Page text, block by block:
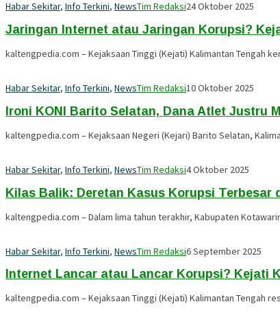
Habar Sekitar, Info Terkini, NewsTim Redaksi24 Oktober 2025
Jaringan Internet atau Jaringan Korupsi?
kaltengpedia.com – Kejaksaan Tinggi (Kejati) Kalimantan Tengah
Habar Sekitar, Info Terkini, NewsTim Redaksi10 Oktober 2025
Ironi KONI Barito Selatan, Dana Atlet Justru
kaltengpedia.com – Kejaksaan Negeri (Kejari) Barito Selatan,
Habar Sekitar, Info Terkini, NewsTim Redaksi4 Oktober 2025
Kilas Balik: Deretan Kasus Korupsi Terbesar
kaltengpedia.com – Dalam lima tahun terakhir, Kabupaten
Habar Sekitar, Info Terkini, NewsTim Redaksi6 September 2025
Internet Lancar atau Lancar Korupsi? Kejati
kaltengpedia.com – Kejaksaan Tinggi (Kejati) Kalimantan Tengah